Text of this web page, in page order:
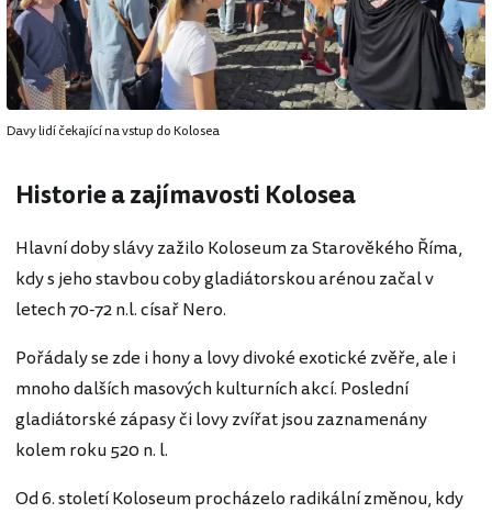
Davy lidí čekající na vstup do Kolosea
Historie a zajímavosti Kolosea
Hlavní doby slávy zažilo Koloseum za Starověkého Říma,
kdy s jeho stavbou coby gladiátorskou arénou začal v
letech 70-72 n.l. císař Nero.
Pořádaly se zde i hony a lovy divoké exotické zvěře, ale i
mnoho dalších masových kulturních akcí. Poslední
gladiátorské zápasy či lovy zvířat jsou zaznamenány
kolem roku 520 n. l.
Od 6. století Koloseum procházelo radikální změnou, kdy